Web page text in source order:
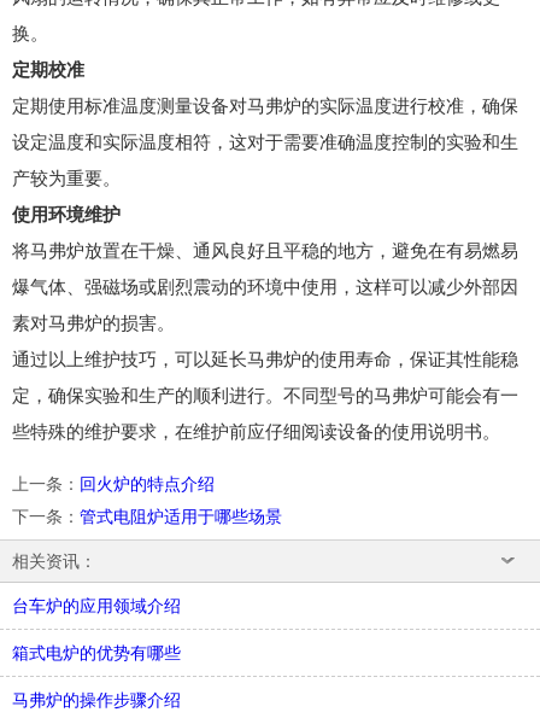
换。
定期校准
定期使用标准温度测量设备对马弗炉的实际温度进行校准，确保
设定温度和实际温度相符，这对于需要准确温度控制的实验和生
产较为重要。
使用环境维护
将马弗炉放置在干燥、通风良好且平稳的地方，避免在有易燃易
爆气体、强磁场或剧烈震动的环境中使用，这样可以减少外部因
素对马弗炉的损害。
通过以上维护技巧，可以延长马弗炉的使用寿命，保证其性能稳
定，确保实验和生产的顺利进行。不同型号的马弗炉可能会有一
些特殊的维护要求，在维护前应仔细阅读设备的使用说明书。
上一条 ： 回火炉的特点介绍
下一条 ： 管式电阻炉适用于哪些场景
相关资讯：
台车炉的应用领域介绍
箱式电炉的优势有哪些
马弗炉的操作步骤介绍